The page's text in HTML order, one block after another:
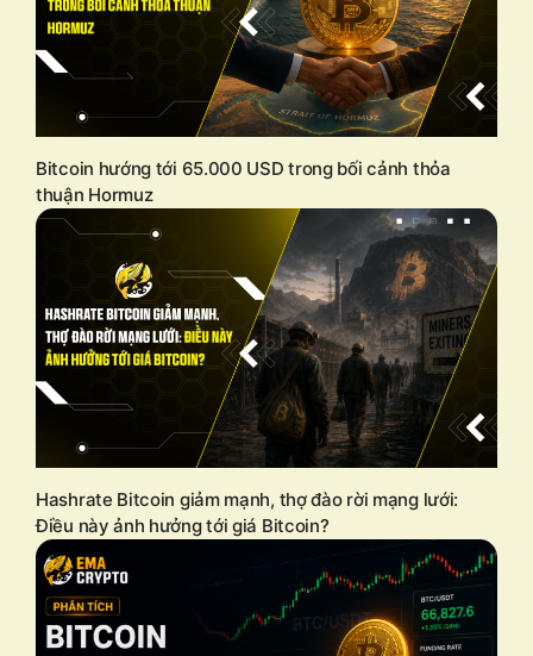
Bitcoin hướng tới 65.000 USD trong bối cảnh thỏa
thuận Hormuz
Hashrate Bitcoin giảm mạnh, thợ đào rời mạng lưới:
Điều này ảnh hưởng tới giá Bitcoin?